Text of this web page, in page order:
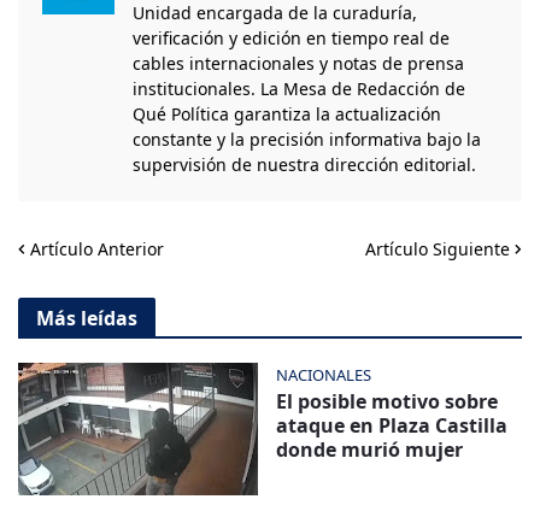
Unidad encargada de la curaduría,
verificación y edición en tiempo real de
cables internacionales y notas de prensa
institucionales. La Mesa de Redacción de
Qué Política garantiza la actualización
constante y la precisión informativa bajo la
supervisión de nuestra dirección editorial.
Artículo Anterior Artículo Siguiente
Más leídas
NACIONALES
El posible motivo sobre
ataque en Plaza Castilla
donde murió mujer